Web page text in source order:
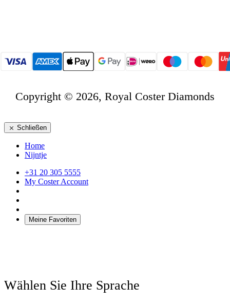
Copyright © 2026, Royal Coster Diamonds
Schließen
Home
Nijntje
+31 20 305 5555
My Coster Account
Meine Favoriten
Wählen Sie Ihre Sprache